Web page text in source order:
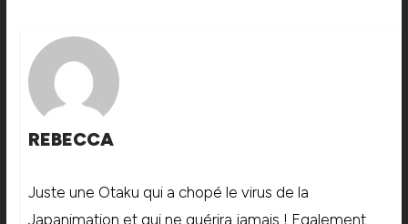
REBECCA
Juste une Otaku qui a chopé le virus de la
Japanimation et qui ne guérira jamais ! Egalement